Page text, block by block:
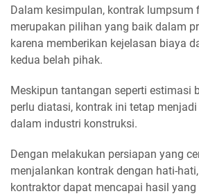
Dalam kesimpulan, kontrak lumpsum
merupakan pilihan yang baik dalam
karena memberikan kejelasan biaya
kedua belah pihak.
Meskipun tantangan seperti estimasi
perlu diatasi, kontrak ini tetap
dalam industri konstruksi.
Dengan melakukan persiapan yang
menjalankan kontrak dengan hati-
kontraktor dapat mencapai hasil